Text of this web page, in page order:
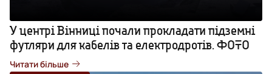
У центрі Вінниці почали прокладати підземні
футляри для кабелів та електродротів. ФОТО
Читати більше